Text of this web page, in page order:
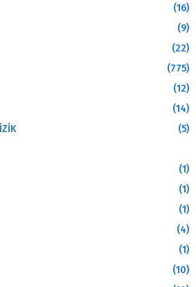
(16)
(9)
(22)
(775)
(12)
(14)
(5)
(1)
(1)
(1)
(4)
(1)
(10)